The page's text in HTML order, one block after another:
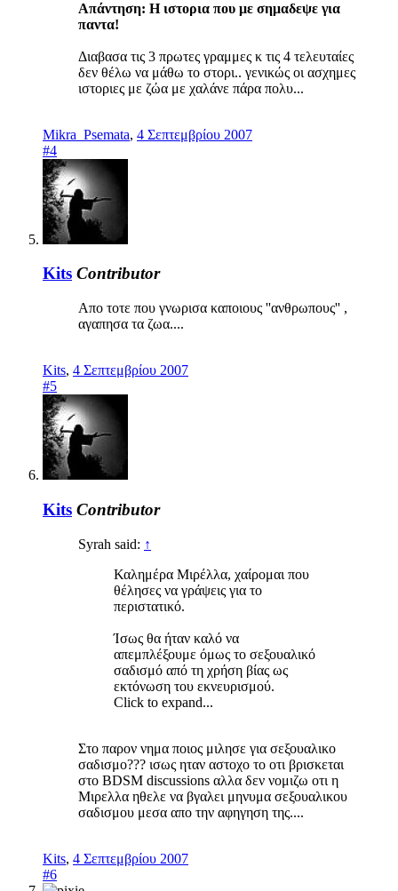
Απάντηση: Η ιστορια που με σημαδεψε για
παντα!
Διαβασα τις 3 πρωτες γραμμες κ τις 4 τελευταίες
δεν θέλω να μάθω το στορι.. γενικώς οι ασχημες
ιστοριες με ζώα με χαλάνε πάρα πολυ...
Mikra_Psemata, 4 Σεπτεμβρίου 2007
#4
Kits Contributor
Απο τοτε που γνωρισα καποιους ''ανθρωπους'' ,
αγαπησα τα ζωα....
Kits, 4 Σεπτεμβρίου 2007
#5
Kits Contributor
Syrah said: ↑
Καλημέρα Μιρέλλα, χαίρομαι που
θέλησες να γράψεις για το
περιστατικό.
Ίσως θα ήταν καλό να
απεμπλέξουμε όμως το σεξουαλικό
σαδισμό από τη χρήση βίας ως
εκτόνωση του εκνευρισμού.
Click to expand...
Στο παρον νημα ποιος μιλησε για σεξουαλικο
σαδισμο??? ισως ηταν αστοχο το οτι βρισκεται
στο BDSM discussions αλλα δεν νομιζω οτι η
Μιρελλα ηθελε να βγαλει μηνυμα σεξουαλικου
σαδισμου μεσα απο την αφηγηση της....
Kits, 4 Σεπτεμβρίου 2007
#6